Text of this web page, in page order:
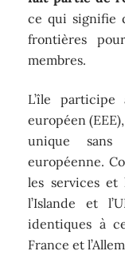
ce qui signifie
frontières
membres.
L’île participe
européen
unique
européenne.
les services et
l’Islande et
identiques à
France et